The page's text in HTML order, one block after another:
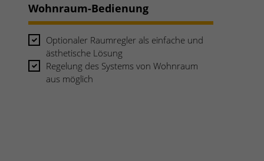
Wohnraum-Bedienung
Optionaler Raumregler als einfache und
ästhetische Lösung
Regelung des Systems von Wohnraum
aus möglich